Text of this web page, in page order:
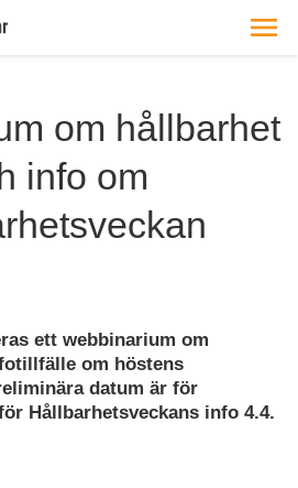
om hållbarhet
info om
ett webbinarium om
om höstens
datum är för
Hållbarhetsveckans info 4.4.